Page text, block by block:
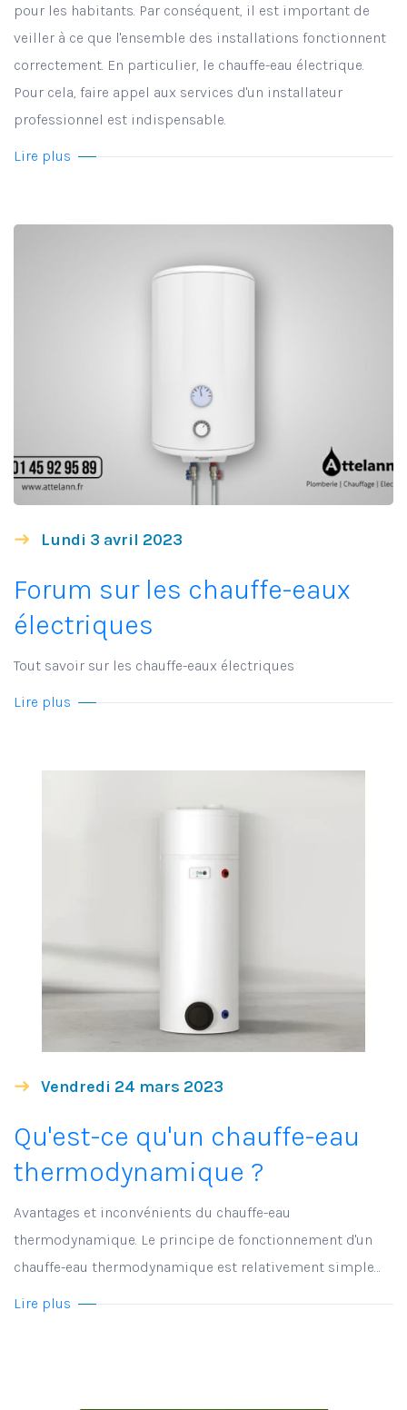
pour les habitants. Par conséquent, il est important de
veiller à ce que l'ensemble des installations fonctionnent
correctement. En particulier, le chauffe-eau électrique.
Pour cela, faire appel aux services d'un installateur
professionnel est indispensable.
Lire plus
Lundi 3 avril 2023
Forum sur les chauffe-eaux
électriques
Tout savoir sur les chauffe-eaux électriques
Lire plus
Vendredi 24 mars 2023
Qu'est-ce qu'un chauffe-eau
thermodynamique ?
Avantages et inconvénients du chauffe-eau
thermodynamique. Le principe de fonctionnement d'un
chauffe-eau thermodynamique est relativement simple…
Lire plus